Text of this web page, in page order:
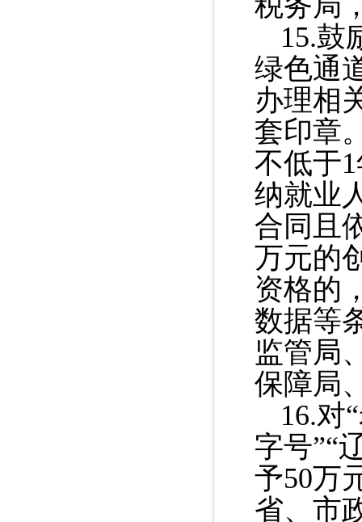
15.鼓
绿色通
办理相
套印章
不低于
纳就业
合同且
万元的
资格的
数据等
监管局
保障局
16.对
字号”“
予50万
省、市